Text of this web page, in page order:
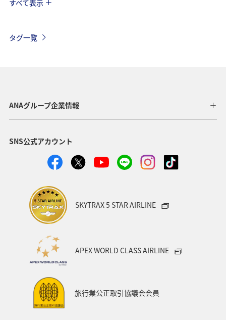
ベトナム
グルメ 冬 夏 韓国 イタリア 秋
アメリカ・カナダ・中南米
クリスマス 春 フィリピン
すべて表示
タグ一覧
ANAグループ企業情報
SNS公式アカウント
SKYTRAX 5 STAR AIRLINE
APEX WORLD CLASS AIRLINE
旅行業公正取引協議会会員